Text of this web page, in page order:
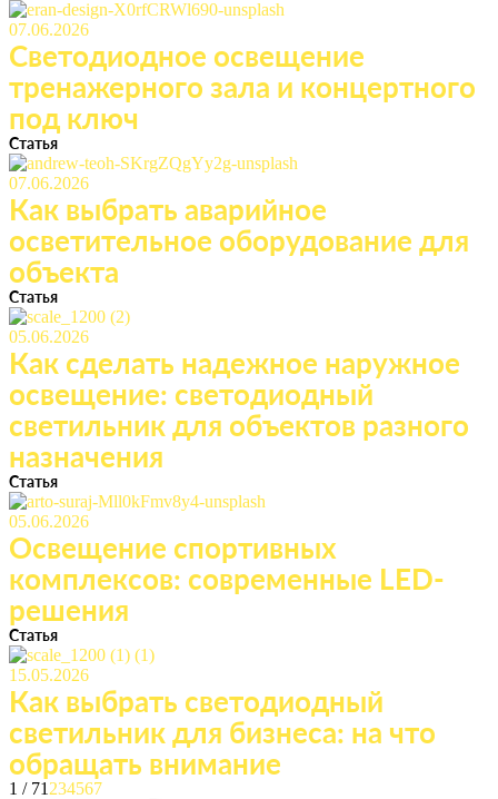
07.06.2026
Светодиодное освещение
тренажерного зала и концертного
под ключ
Статья
07.06.2026
Как выбрать аварийное
осветительное оборудование для
объекта
Статья
05.06.2026
Как сделать надежное наружное
освещение: светодиодный
светильник для объектов разного
назначения
Статья
05.06.2026
Освещение спортивных
комплексов: современные LED-
решения
Статья
15.05.2026
Как выбрать светодиодный
светильник для бизнеса: на что
обращать внимание
1 / 71 234567